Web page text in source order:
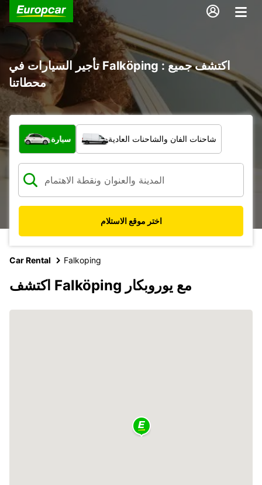
تأجير السيارات في Falköping : اكتشف جميع
محطاتنا
ما نوع المركبة؟
سيارة شاحنات الفان والشاحنات العادية
اختر موقع الاستلام
Car Rental Falkoping
اكتشف Falköping مع يوروبكار